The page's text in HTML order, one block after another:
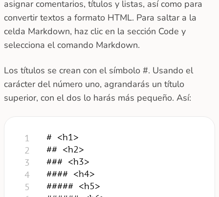
asignar comentarios, títulos y listas, así como para
convertir textos a formato HTML. Para saltar a la
celda Markdown, haz clic en la sección Code y
selecciona el comando Markdown.
Los títulos se crean con el símbolo #. Usando el
carácter del número uno, agrandarás un título
superior, con el dos lo harás más pequeño. Así:
1
2
3
4
5
# <h1>
## <h2>
### <h3>
#### <h4>
##### <h5>